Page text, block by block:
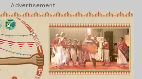
Advertisement